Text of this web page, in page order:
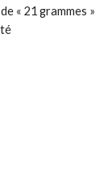
« 21 grammes »